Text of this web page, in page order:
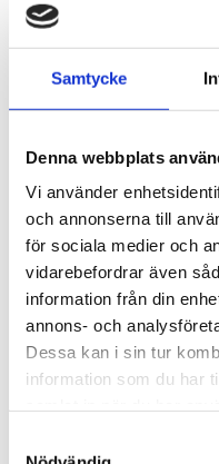
Utbildning i
Kulturskolan
Mat i skola och
Våra skolportaler
fritidshem?
Samhällsplanering och
Vad
Mark och
Nytt
Detaljplaner
Samtycke
Denna webbplats
Vi använder
och annonserna till
för sociala medier och
vidarebefordrar även
information från din
annons- och
Dessa kan i sin tur
information som du har